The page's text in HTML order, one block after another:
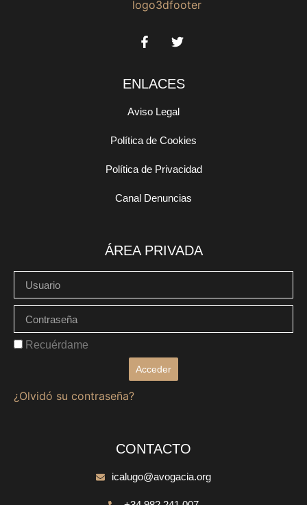
ENLACES
Aviso Legal
Política de Cookies
Política de Privacidad
Canal Denuncias
ÁREA PRIVADA
Recuérdame
Acceder
¿Olvidó su contraseña?
CONTACTO
icalugo@avogacia.org